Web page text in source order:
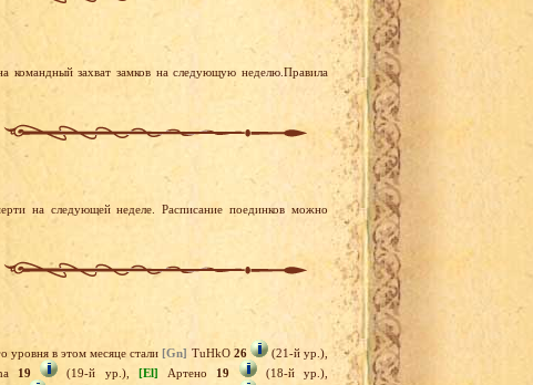
захват замков на следующую неделю.Правила
на следующей неделе. Расписание поединков можно
уровня в этом месяце стали[Gn] TuHkO 26
(21-й ур.),
19 (19-й ур.), [El] Артено 19
(18-й ур.),